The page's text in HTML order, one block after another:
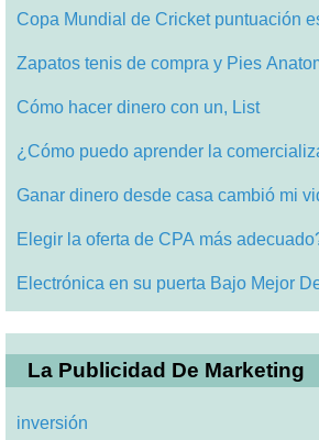
Copa Mundial de Cricket puntuación
Zapatos tenis de compra y Pies
Cómo hacer dinero con un, List
¿Cómo puedo aprender la
Ganar dinero desde casa cambió mi
Elegir la oferta de CPA más
Electrónica en su puerta Bajo Mejor
La Publicidad De Marketing
inversión